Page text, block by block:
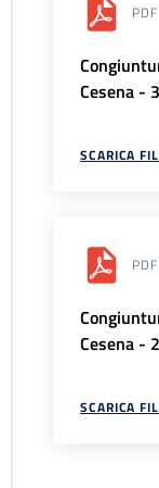
PDF
Cesena -
SCARICA
PDF
Cesena -
SCARICA